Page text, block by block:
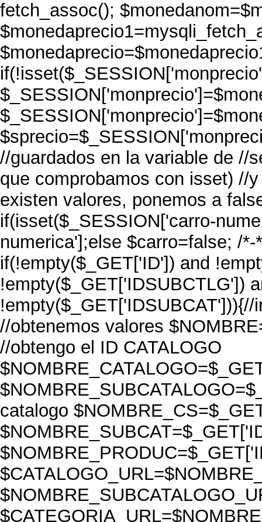
fetch_assoc();
//guardados en la variable de //
que comprobamos con isset) //
existen valores, ponemos a
if(isset($_SESSION['carro-
numerica'];else $carro=false; /
if(!empty($_GET['ID']) and
!empty($_GET['IDSUBCTLG'])
//obtenemos valores
//obtengo el ID CATALOGO
catalogo